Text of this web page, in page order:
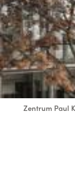
Zentrum Paul